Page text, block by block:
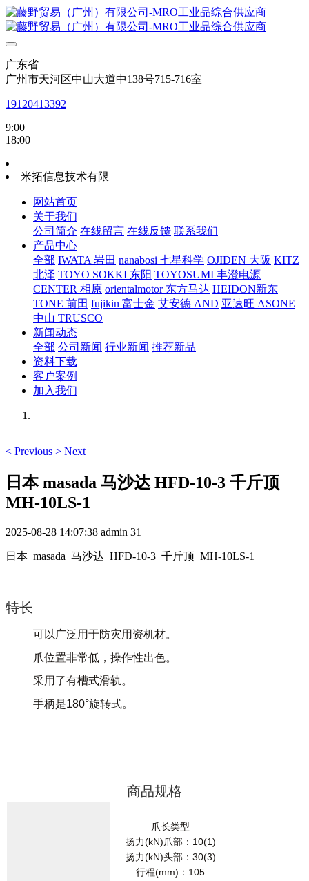
广东省
广州市天河区中山大道中138号715-716室
19120413392
9:00
18:00
米拓信息技术有限
网站首页
关于我们
公司简介 在线留言 在线反馈 联系我们
产品中心
全部 IWATA 岩田 nanabosi 七星科学 OJIDEN 大阪 KITZ
北泽 TOYO SOKKI 东阳 TOYOSUMI 丰澄电源
CENTER 相原 orientalmotor 东方马达 HEIDON新东
TONE 前田 fujikin 富士金 艾安德 AND 亚速旺 ASONE
中山 TRUSCO
新闻动态
全部 公司新闻 行业新闻 推荐新品
资料下载
客户案例
加入我们
< Previous > Next
日本 masada 马沙达 HFD-10-3 千斤顶
MH-10LS-1
2025-08-28 14:07:38 admin 31
日本 masada 马沙达 HFD-10-3 千斤顶 MH-10LS-1
特长
可以广泛用于防灾用资机材。
爪位置非常低，操作性出色。
采用了有槽式滑轨。
手柄是180°旋转式。
商品规格
爪长类型
扬力(kN)爪部：10(1)
扬力(kN)头部：30(3)
行程(mm)：105